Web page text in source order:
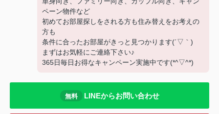
ペーン物件など
初めてお部屋探しをされる方も住み替えをお考えの
方も
条件に合ったお部屋がきっと見つかります(´▽｀)
まずはお気軽にご連絡下さい♪
365日毎日お得なキャンペーン実施中です(*^▽^*)
無料 LINEからお問い合わせ